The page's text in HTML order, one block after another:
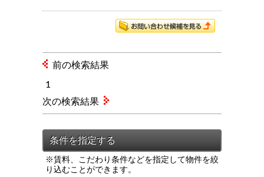
※賃料、こだわり条件などを指定して物件を絞
り込むことができます。
前の検索結果
1